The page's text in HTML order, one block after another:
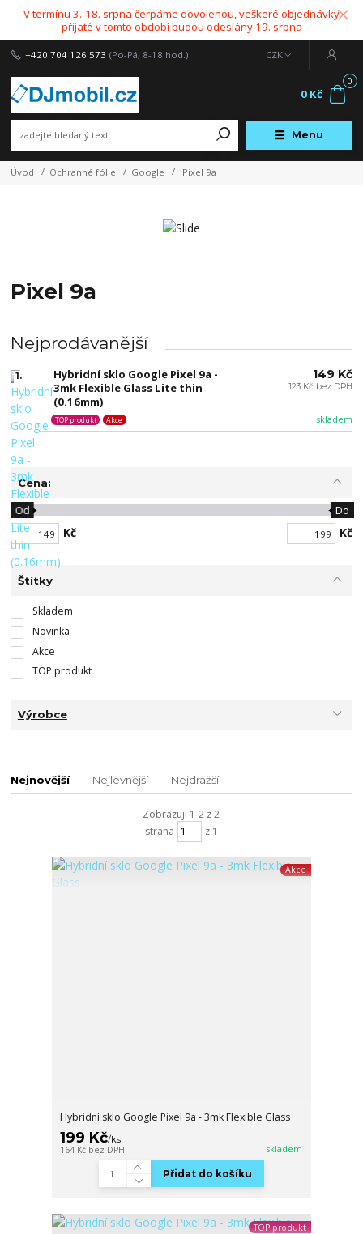
V termínu 3.-18. srpna čerpáme dovolenou, veškeré objednávky
přijaté v tomto období budou odeslány 19. srpna
Menu
CZK
+420 704 126 573 (Po-Pá, 8-18 hod.)
0
0 Kč
Úvod Ochranné fólie Google Pixel 9a
Pixel 9a
Nejprodávanější
1.
Hybridní sklo Google Pixel 9a -
3mk Flexible Glass Lite thin
(0.16mm)
skladem
TOP produkt Akce
149 Kč
123 Kč bez DPH
Cena:
Kč
Od Do
Kč
Štítky
Skladem
Novinka
Akce
TOP produkt
Výrobce
Nejnovější Nejlevnější Nejdražší
Zobrazuji 1-2 z 2
strana
z 1
Akce
Hybridní sklo Google Pixel 9a - 3mk Flexible Glass
199 Kč/ks
164 Kč bez DPH skladem
Přidat do košíku
TOP produkt